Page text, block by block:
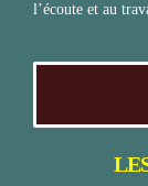
l’écoute et au